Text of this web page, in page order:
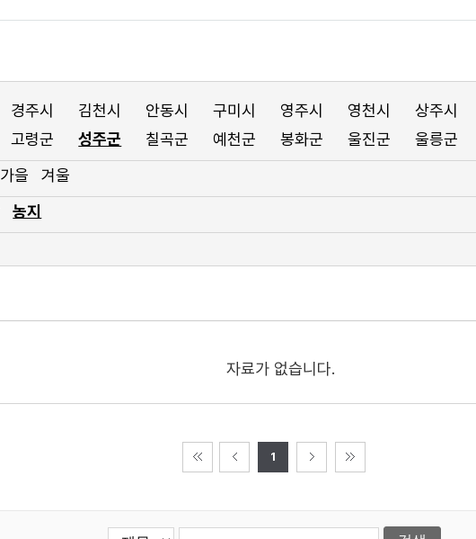
경주시 김천시 안동시 구미시 영주시 영천시 상주시
고령군 성주군 칠곡군 예천군 봉화군 울진군
울릉군
가을
겨울
농지
자료가 없습니다.
1